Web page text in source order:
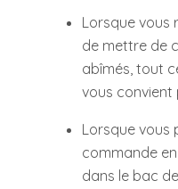
Lorsque vous
de mettre de
abîmés, tout
vous convient
Lorsque vous
commande
dans le bac